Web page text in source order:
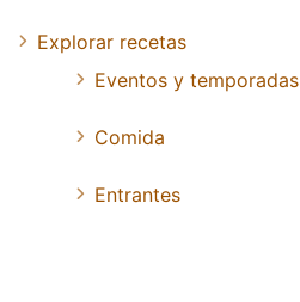
Explorar recetas
Eventos y temporadas
Comida
Entrantes